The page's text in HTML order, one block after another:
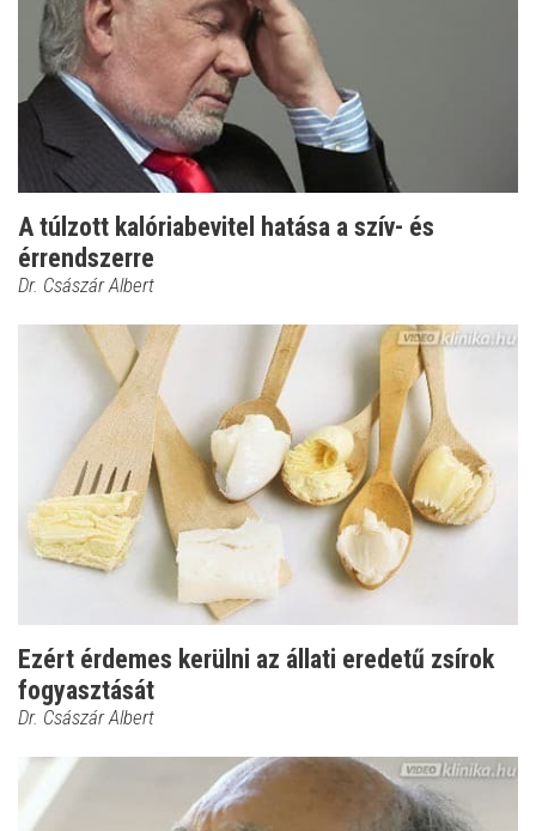
A túlzott kalóriabevitel hatása a szív- és
érrendszerre
Dr. Császár Albert
Ezért érdemes kerülni az állati eredetű zsírok
fogyasztását
Dr. Császár Albert